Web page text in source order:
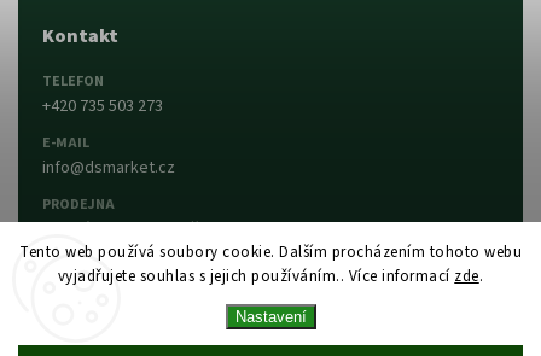
Tento web používá soubory cookie. Dalším procházením tohoto webu
vyjadřujete souhlas s jejich používáním.. Více informací zde.
Nastavení
Kontakt
TELEFON
+420 735 503 273
E-MAIL
info@dsmarket.cz
PRODEJNA
Dlouhá 90, 763 15 Slušovice
Napsat nám Prodejna a otevírací doba